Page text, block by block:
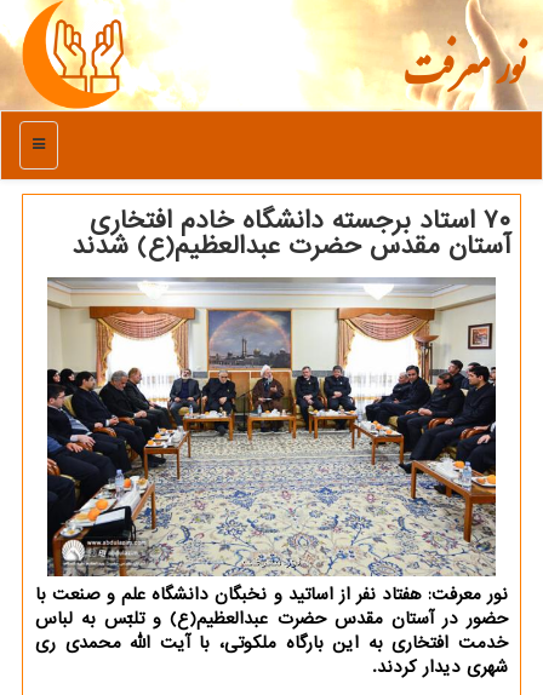
نور معرفت
منو
۷۰ استاد برجسته دانشگاه خادم افتخاری
آستان مقدس حضرت عبدالعظیم(ع) شدند
نور معرفت: هفتاد نفر از اساتید و نخبگان دانشگاه علم و صنعت با
حضور در آستان مقدس حضرت عبدالعظیم(ع) و تلبّس به لباس
خدمت افتخاری به این بارگاه ملكوتی، با آیت الله محمدی ری
شهری دیدار كردند.